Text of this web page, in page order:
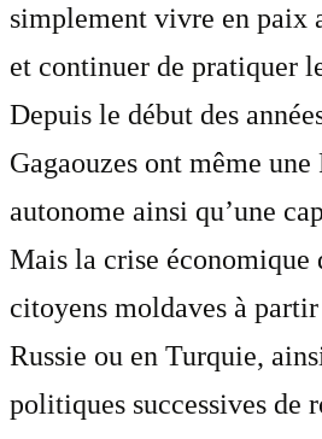
simplement vivre en paix
et continuer de pratiquer
Depuis le début des
Gagaouzes ont même
autonome ainsi qu’une
Mais la crise économique
citoyens moldaves à
Russie ou en Turquie,
politiques successives de